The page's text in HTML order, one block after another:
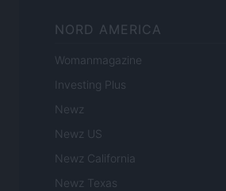
NORD AMERICA
Womanmagazine
Investing Plus
Newz
Newz US
Newz California
Newz Texas